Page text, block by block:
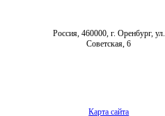
Россия, 460000, г. Оренбург, ул.
Советская, 6
Карта сайта